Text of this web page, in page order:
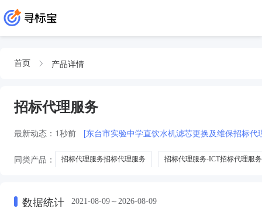
首页 产品详情
招标代理服务
最新动态： 1秒前 [东台市实验中学直饮水机滤芯更换及维保招标代
同类产品： 招标代理服务招标代理服务 招标代理服务-ICT招标代理服务
数据统计 2021-08-09～2026-08-09